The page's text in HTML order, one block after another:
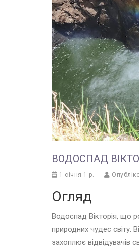
ВОДОСПАД
1 січня 1 р.
Огляд
Водоспад Вікторія, що
природних чудес світу.
захоплює відвідувачів